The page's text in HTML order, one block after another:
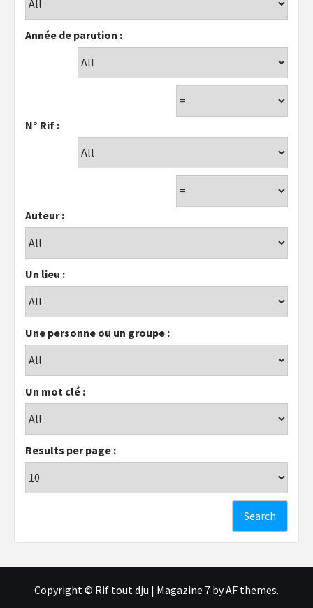
Année de parution :
N° Rif :
Auteur :
Un lieu :
Une personne ou un groupe :
Un mot clé :
Results per page :
Copyright © Rif tout dju | Magazine 7 by AF themes.